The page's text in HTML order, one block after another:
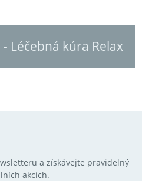
Léčebná kúra Relax
a získávejte pravidelný
akcích.